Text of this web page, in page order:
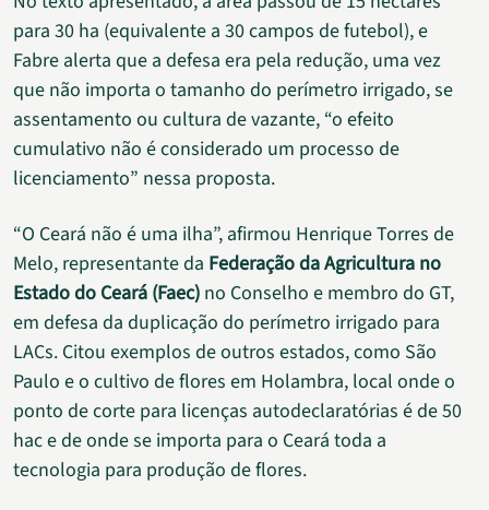
para 30 ha (equivalente a 30 campos de futebol), e
Fabre alerta que a defesa era pela redução, uma vez
que não importa o tamanho do perímetro irrigado, se
assentamento ou cultura de vazante, “o efeito
cumulativo não é considerado um processo de
licenciamento” nessa proposta.
“O Ceará não é uma ilha”, afirmou Henrique Torres de
Melo, representante da Federação da Agricultura no
Estado do Ceará (Faec) no Conselho e membro do GT,
em defesa da duplicação do perímetro irrigado para
LACs. Citou exemplos de outros estados, como São
Paulo e o cultivo de flores em Holambra, local onde o
ponto de corte para licenças autodeclaratórias é de 50
hac e de onde se importa para o Ceará toda a
tecnologia para produção de flores.